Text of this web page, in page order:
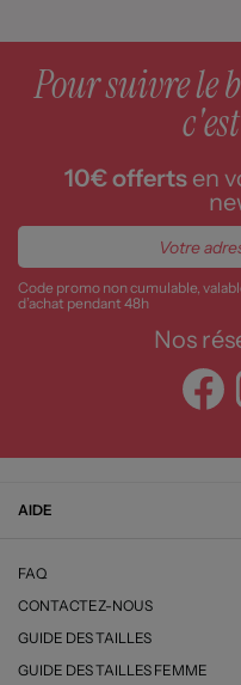
Pour suivre le
10€ offertsen
Code promo non cumulable,
d’achat pendant 48h
Nos
AIDE
FAQ
CONTACTEZ-NOUS
GUIDE DES TAILLES
GUIDE DES TAILLES FEMME